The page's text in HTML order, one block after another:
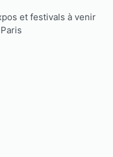
et festivals à venir